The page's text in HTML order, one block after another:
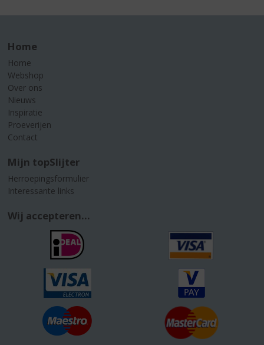
Home
Home
Webshop
Over ons
Nieuws
Inspiratie
Proeverijen
Contact
Mijn topSlijter
Herroepingsformulier
Interessante links
Wij accepteren...